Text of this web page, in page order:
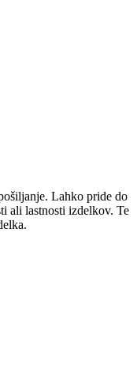
Lahko pride do
ali lastnosti izdelkov. Te